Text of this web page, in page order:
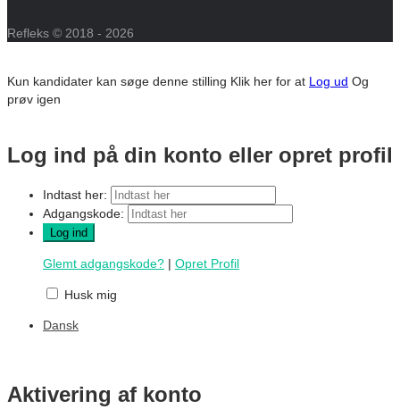
Refleks © 2018 - 2026
Kun kandidater kan søge denne stilling Klik her for at Log ud Og
prøv igen
Log ind på din konto eller opret profil
Indtast her:
Adgangskode:
Glemt adgangskode? | Opret Profil
Husk mig
Dansk
Aktivering af konto